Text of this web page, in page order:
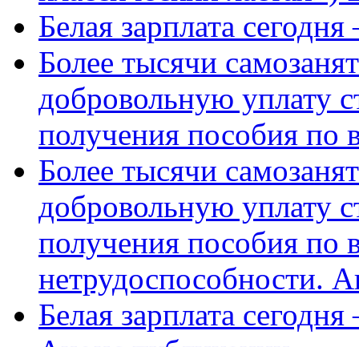
Белая зарплата
Более тысячи
добровольную уплату
получения пособия по
Более тысячи
добровольную уплату
получения пособия по
нетрудоспособности.
Белая зарплата